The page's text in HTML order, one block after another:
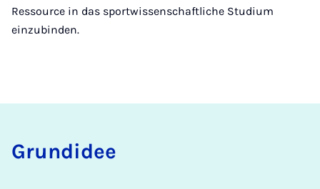
Ressource in das sportwissenschaftliche Studium
einzubinden.
Grun­d­i­dee